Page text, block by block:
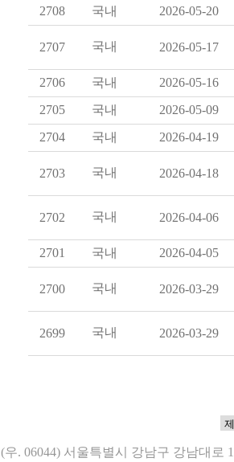
2708
국내 2026-05-20
2707 국내 2026-05-17
2706
국내 2026-05-16
2705
국내 2026-05-09
2704
국내 2026-04-19
2703 국내 2026-04-18
2702 국내 2026-04-06
2701
국내 2026-04-05
2700 국내 2026-03-29
2699 국내 2026-03-29
(우. 06044) 서울특별시 강남구 강남대로